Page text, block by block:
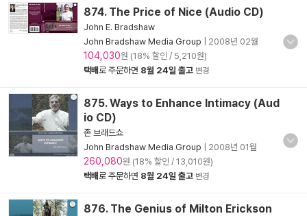
874. The Price of Nice (Audio CD)
John E. Bradshaw
John Bradshaw Media Group
2008년 02월
104,030원 (18% 할인 / 5,210원)
택배로 주문하면 8월 24일 출고 변경
875. Ways to Enhance Intimacy (Aud
io CD)
존 브래드쇼
John Bradshaw Media Group
2008년 01월
260,080원 (18% 할인 / 13,010원)
택배로 주문하면 8월 24일 출고 변경
876. The Genius of Milton Erickson